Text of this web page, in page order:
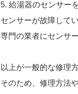
5. 給湯器のセンサー
センサーが故障して
専門の業者にセンサ
以上が一般的な修理
そのため、修理方法